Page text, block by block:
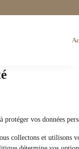
protéger vos données
collectons et utilisons